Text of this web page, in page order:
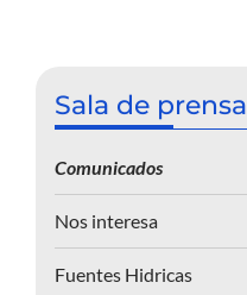
Sala de prensa
Comunicados
Nos interesa
Fuentes Hidricas